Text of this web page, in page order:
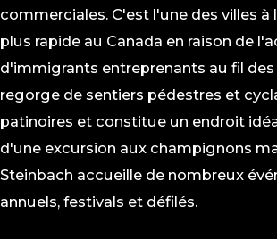
commerciales. C'est l'une des villes à
plus rapide au Canada en raison de
d'immigrants entreprenants au fil des
regorge de sentiers pédestres et
patinoires et constitue un endroit
d'une excursion aux champignons
Steinbach accueille de nombreux
annuels, festivals et défilés.